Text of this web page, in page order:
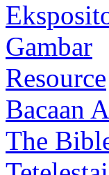
Gambar
Resource
Bacaan
The